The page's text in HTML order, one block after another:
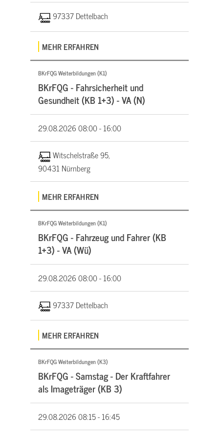
97337 Dettelbach
MEHR ERFAHREN
BKrFQG Weiterbildungen (K1)
BKrFQG - Fahrsicherheit und
Gesundheit (KB 1+3) - VA (N)
29.08.202608:00 - 16:00
Witschelstraße 95,
90431 Nürnberg
MEHR ERFAHREN
BKrFQG Weiterbildungen (K1)
BKrFQG - Fahrzeug und Fahrer (KB
1+3) - VA (Wü)
29.08.202608:00 - 16:00
97337 Dettelbach
MEHR ERFAHREN
BKrFQG Weiterbildungen (K3)
BKrFQG - Samstag - Der Kraftfahrer
als Imageträger (KB 3)
29.08.202608:15 - 16:45